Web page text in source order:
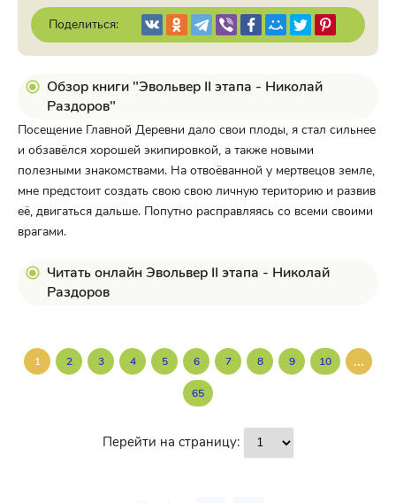
Поделиться:
Обзор книги "Эвольвер II этапа - Николай
Раздоров"
Посещение Главной Деревни дало свои плоды, я стал сильнее
и обзавёлся хорошей экипировкой, а также новыми
полезными знакомствами. На отвоёванной у мертвецов земле,
мне предстоит создать свою свою личную територию и развив
её, двигаться дальше. Попутно расправляясь со всеми своими
врагами.
Читать онлайн Эвольвер II этапа - Николай
Раздоров
1 2 3 4 5 6 7 8 9 10 ...
65
Перейти на страницу: